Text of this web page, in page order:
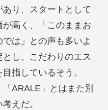
り、スタートとして
高く、「このままお
は」との声も多いよ
し、こだわりのエス
指しているそう。
「ARALE」とはまた別
えだ。